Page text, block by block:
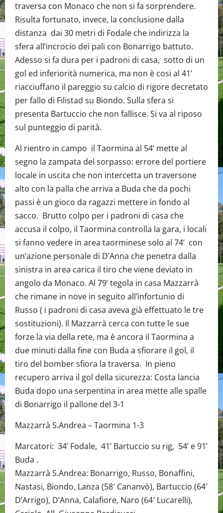
traversa con Monaco che non si fa sorprendere.
Risulta fortunato, invece, la conclusione dalla
distanza dai 30 metri di Fodale che indirizza la
sfera all’incrocio dei pali con Bonarrigo battuto.
Adesso si fa dura per i padroni di casa, sotto di un
gol ed inferiorità numerica, ma non è cosi al 41’
riacciuffano il pareggio su calcio di rigore decretato
per fallo di Filistad su Biondo. Sulla sfera si
presenta Bartuccio che non fallisce. Si va al riposo
sul punteggio di parità.
Al rientro in campo il Taormina al 54’ mette al
segno la zampata del sorpasso: errore del portiere
locale in uscita che non intercetta un traversone
alto con la palla che arriva a Buda che da pochi
passi è un gioco da ragazzi mettere in fondo al
sacco. Brutto colpo per i padroni di casa che
accusa il colpo, il Taormina controlla la gara, i locali
si fanno vedere in area taorminese solo al 74’ con
un’azione personale di D’Anna che penetra dalla
sinistra in area carica il tiro che viene deviato in
angolo da Monaco. Al 79’ tegola in casa Mazzarrà
che rimane in nove in seguito all’infortunio di
Russo ( i padroni di casa aveva già effettuato le tre
sostituzioni). Il Mazzarrà cerca con tutte le sue
forze la via della rete, ma è ancora il Taormina a
due minuti dalla fine con Buda a sfiorare il gol, il
tiro del bomber sfiora la traversa. In pieno
recupero arriva il gol della sicurezza: Costa lancia
Buda dopo una serpentina in area mette alle spalle
di Bonarrigo il pallone del 3-1
Mazzarrà S.Andrea – Taormina 1-3
Marcatori: 34’ Fodale, 41’ Bartuccio su rig, 54’ e 91’
Buda .
Mazzarrà S.Andrea: Bonarrigo, Russo, Bonaffini,
Nastasi, Biondo, Lanza (58′ Cananvò), Bartuccio (64′
D’Arrigo), D’Anna, Calafiore, Naro (64′ Lucarelli),